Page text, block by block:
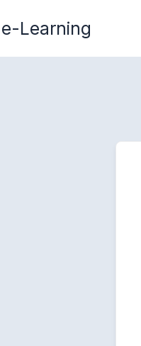
Learning